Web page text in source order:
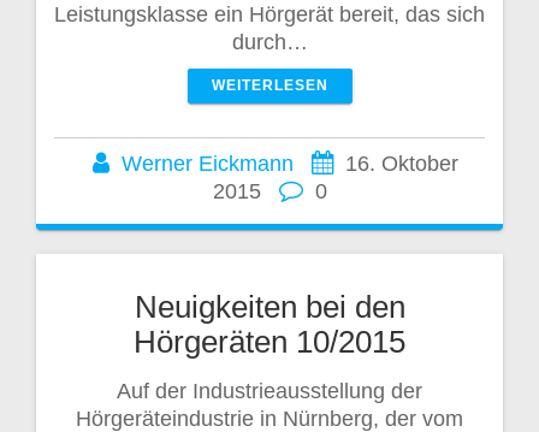
Leistungsklasse ein Hörgerät bereit, das sich
durch…
WEITERLESEN
Werner Eickmann
16. Oktober
2015
0
Neuigkeiten bei den
Hörgeräten 10/2015
Auf der Industrieausstellung der
Hörgeräteindustrie in Nürnberg, der vom